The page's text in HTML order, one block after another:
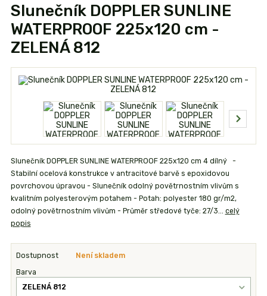
Slunečník DOPPLER SUNLINE
WATERPROOF 225x120 cm -
ZELENÁ 812
Slunečník DOPPLER SUNLINE WATERPROOF 225x120 cm 4 dílný -
Stabilní ocelová konstrukce v antracitové barvě s epoxidovou
povrchovou úpravou - Slunečník odolný povětrnostním vlivům s
kvalitním polyesterovým potahem - Potah: polyester 180 gr/m2,
odolný povětrnostním vlivům - Průměr středové tyče: 27/3... celý
popis
Dostupnost Není skladem
Barva